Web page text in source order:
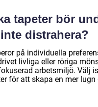
tapeter bör
distrahera?
på individuella
livliga eller röriga
arbetsmiljö. Välj
för att skapa en mer